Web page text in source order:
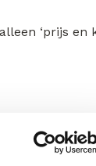
‘prijs en
die